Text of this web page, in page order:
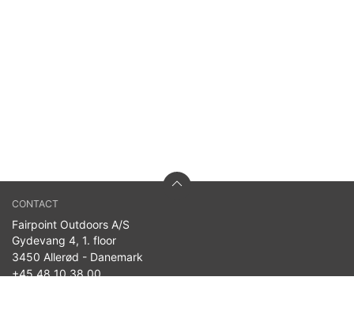
CONTACT
Fairpoint Outdoors A/S
Gydevang 4, 1. floor
3450 Allerød - Danemark
+45 48 10 38 00